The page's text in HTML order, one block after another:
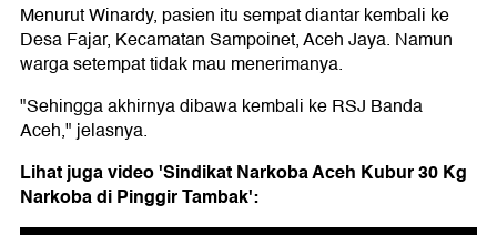
Menurut Winardy, pasien itu sempat diantar kembali ke
Desa Fajar, Kecamatan Sampoinet, Aceh Jaya. Namun
warga setempat tidak mau menerimanya.
"Sehingga akhirnya dibawa kembali ke RSJ Banda
Aceh," jelasnya.
Lihat juga video 'Sindikat Narkoba Aceh Kubur 30 Kg
Narkoba di Pinggir Tambak':